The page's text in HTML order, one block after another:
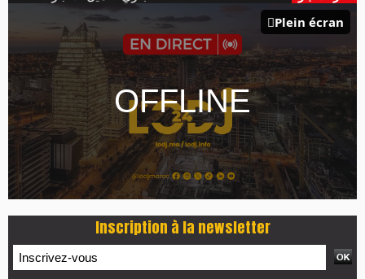
PRESS +
LES PLUS RÉCENTS CLASSEURS
7 days santé & conso du 31-07-2026
I-MAG-Spécial Fête du Trône 2026
7 days Culture du 29-07-2026
7 days Auto-Moto du 27-07-2026